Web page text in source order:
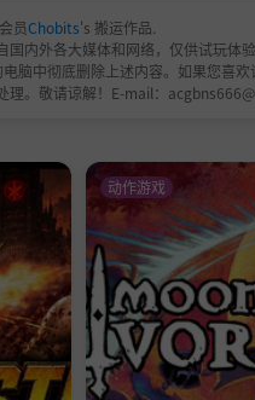
作必需品，并智胜可怕的
过20种可解锁服装，您所
会员Chobits's 搬运作品.
国内外各大媒体和网络，仅供试玩体
脑中彻底删除上述内容。如果您喜
理。敬请谅解！E-mail：
动作游戏